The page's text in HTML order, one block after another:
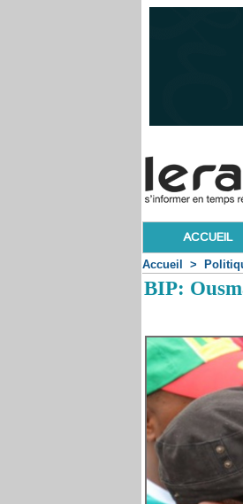
ACCUEIL
Accueil >
BIP: